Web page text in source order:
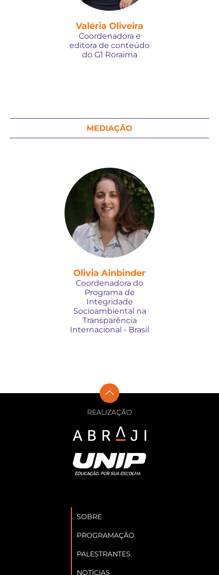
Valéria Oliveira
Coordenadora e
editora de conteúdo
do G1 Roraima
MEDIAÇÃO
Olivia Ainbinder
Coordenadora do
Programa de
Integridade
Socioambiental na
Transparência
Internacional - Brasil
REALIZAÇÃO
SOBRE
PROGRAMAÇÃO
PALESTRANTES
NOTÍCIAS